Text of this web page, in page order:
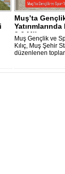
Muş’ta
2,6 Milya..
Muş Gençlik ve
Kılıç, Muş Şehir
düzenlenen